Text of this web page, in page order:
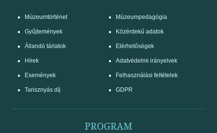
Múzeumtörténet
Gyűjtemények
Állandó tárlatok
Hírek
Események
Tarisznyás díj
Múzeumpedagógia
Közérdekű adatok
Elérhetőségek
Adatvédelmi irányelvek
Felhasználási feltételek
GDPR
PROGRAM